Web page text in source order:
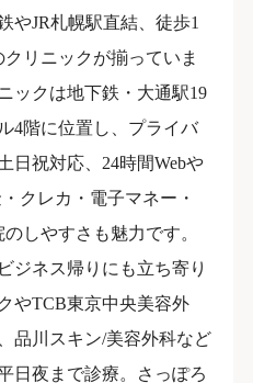
やJR札幌駅直結、徒歩1
リニックが揃っていま
ックは地下鉄・大通駅19
4階に位置し、プライバ
日祝対応、24時間Webや
クレカ・電子マネー・
しやすさも魅力です。
ジネス帰りにも立ち寄り
やTCB東京中央美容外
品川スキン/美容外科など
日夜まで診療。さっぽろ